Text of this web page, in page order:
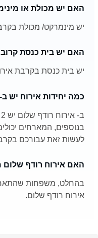
האם יש מכולת או
יש מינמרקט/ מכולת
האם יש בית כנסת
יש בית כנסת בקרבת
כמה יחידות אירוח יש
בנוספים, המארחים
לעשות זאת עבורכם
האם אירוח רודף
בהחלט, משפחות
אירוח רודף שלום.